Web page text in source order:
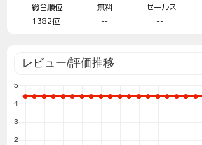
総合順位
1382位
無料
--
セールス
--